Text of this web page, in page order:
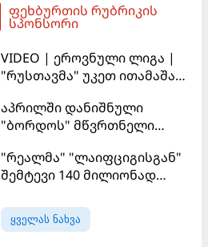
"ლივერპულის" ყოფილმა
მეკარემ
ფეხბურთის რუბრიკის
სპონსორი
VIDEO | ეროვნული ლიგა |
"რუსთავმა" უკეთ ითამაშა
მოიგო, "ტორპედომ" გვიან
გაიღვიძა...
აპრილში დანიშნული
"ბორდოს" მწვრთნელი
"რეალმა" "ლაიფციგისგან"
შემტევი 140 მილიონად
ყველას ნახვა